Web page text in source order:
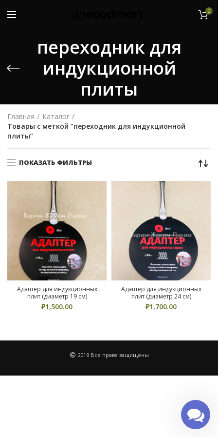
0
переходник для
индукционной
плиты
Главная
Каталог
Товары с меткой “переходник для индукционной
плиты”
ПОКАЗАТЬ ФИЛЬТРЫ
Адаптер для индукционных
плит (диаметр 19 см)
₽1,500.00
Адаптер для индукционных
плит (диаметр 24 см)
₽1,700.00
2019 Все права защищены